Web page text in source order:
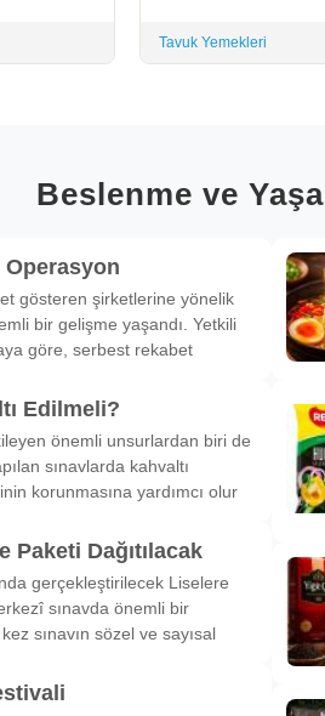
Tavuk Yemekleri
Beslenme ve
gösteren şirketlerine yönelik
bir gelişme yaşandı. Yetkili
göre, serbest rekabet
Edilmeli?
önemli unsurlardan biri de
sınavlarda kahvaltı
korunmasına yardımcı olur
Dağıtılacak
gerçekleştirilecek Liselere
sınavda önemli bir
sınavın sözel ve sayısal